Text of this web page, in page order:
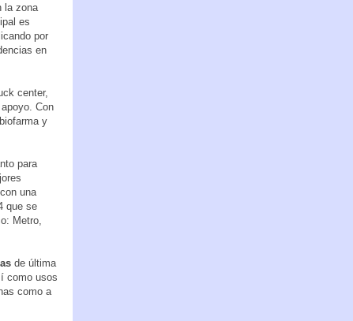
la zona
es
por
en
center,
Con
y
para
una
que se
Metro,
de última
como usos
como a